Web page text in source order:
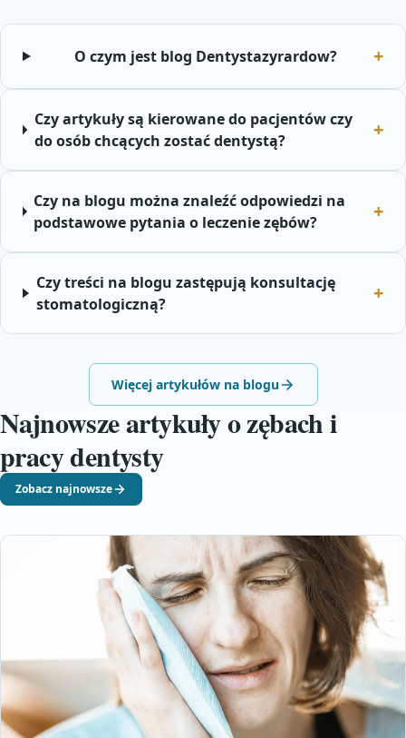
O czym jest blog Dentystazyrardow?
Czy artykuły są kierowane do pacjentów czy
do osób chcących zostać dentystą?
Czy na blogu można znaleźć odpowiedzi na
podstawowe pytania o leczenie zębów?
Czy treści na blogu zastępują konsultację
stomatologiczną?
Więcej artykułów na blogu
Najnowsze artykuły o zębach i
pracy dentysty
Zobacz najnowsze